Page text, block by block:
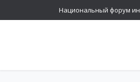
Национальный форум